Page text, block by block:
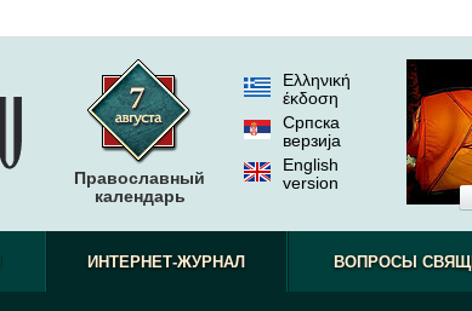
Православный
календарь
Ελληνική
έκδοση
Српска
верзиjа
English
version
ИНТЕРНЕТ-ЖУРНАЛ ВОПРОСЫ